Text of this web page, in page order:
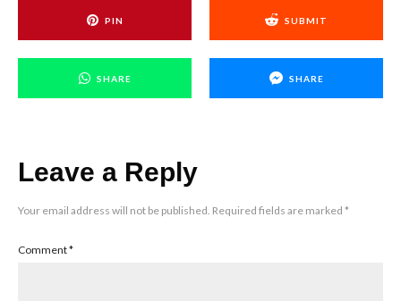
PIN SUBMIT
SHARE SHARE
Leave a Reply
Your email address will not be published. Required fields are marked *
Comment*